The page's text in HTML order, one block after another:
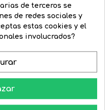
Bola Navidad granate mate...
de terceros se
de redes sociales y
estas cookies y el
involucrados?